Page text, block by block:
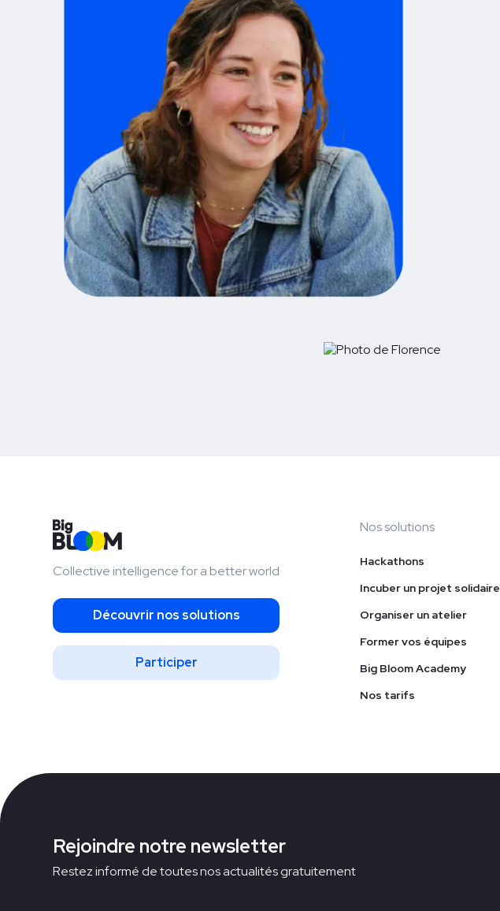
Collective intelligence for a better world
Découvrir nos solutions
Participer
Nos solutions
Hackathons
Incuber un projet solidaire
Organiser un atelier
Former vos équipes
Big Bloom Academy
Nos tarifs
Rejoindre notre newsletter
Restez informé de toutes nos actualités gratuitement